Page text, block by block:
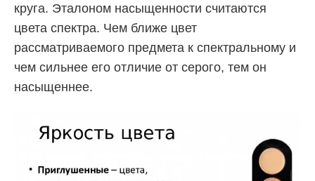
круга. Эталоном насыщенности считаются
цвета спектра. Чем ближе цвет
рассматриваемого предмета к спектральному и
чем сильнее его отличие от серого, тем он
насыщеннее.